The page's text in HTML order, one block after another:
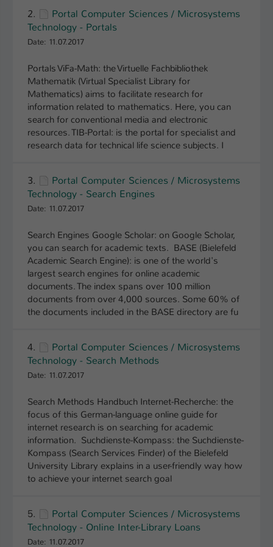
2.
Portal Computer Sciences / Microsystems
Technology - Portals
Date: 11.07.2017
Portals ViFa-Math: the Virtuelle Fachbibliothek
Mathematik (Virtual Specialist Library for
Mathematics) aims to facilitate research for
information related to mathematics. Here, you can
search for conventional media and electronic
resources. TIB-Portal: is the portal for specialist and
research data for technical life science subjects. I
3.
Portal Computer Sciences / Microsystems
Technology - Search Engines
Date: 11.07.2017
Search Engines Google Scholar: on Google Scholar,
you can search for academic texts. BASE (Bielefeld
Academic Search Engine): is one of the world's
largest search engines for online academic
documents. The index spans over 100 million
documents from over 4,000 sources. Some 60% of
the documents included in the BASE directory are fu
4.
Portal Computer Sciences / Microsystems
Technology - Search Methods
Date: 11.07.2017
Search Methods Handbuch Internet-Recherche: the
focus of this German-language online guide for
internet research is on searching for academic
information. Suchdienste-Kompass: the Suchdienste-
Kompass (Search Services Finder) of the Bielefeld
University Library explains in a user-friendly way how
to achieve your internet search goal
5.
Portal Computer Sciences / Microsystems
Technology - Online Inter-Library Loans
Date: 11.07.2017
Zweck
generierte ID, für die historische
Speicherung Ihrer vorgenommen
Name fe_typo_user / PHPSESSID
Anbieter TYPO3
Laufzeit 1 Woche
Zweck
Dieses Cookie ist ein Standard-Session-
Cookie von TYPO3. Es speichert im Fall
eines Intranet-Logins die Session-ID. So
Zugang zu geschützten Bereichen
gewährt.
Name be_typo_user
Laufzeit 1 Tag
angemeldet ist und Rechte besitzt diese
zu verwalten.